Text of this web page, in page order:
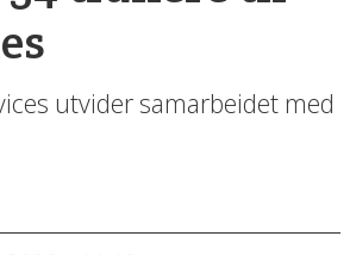
utvider samarbeidet med